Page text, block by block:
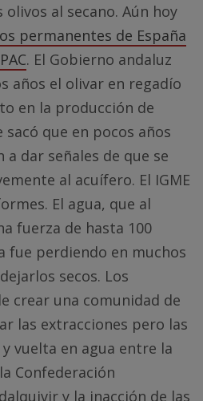
al secano. Aún hoy
permanentes de España
. El Gobierno andaluz
años el olivar en regadío
en la producción de
sacó que en pocos años
dar señales de que se
al acuífero. El IGME
El agua, que al
fuerza de hasta 100
fue perdiendo en muchos
secos. Los
crear una comunidad de
las extracciones pero las
vuelta en agua entre la
Confederación
y la inacción de las